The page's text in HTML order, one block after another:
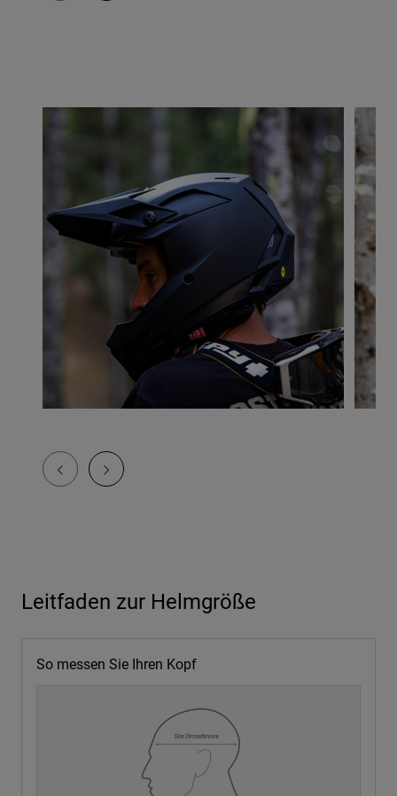
Leitfaden zur Helmgröße
So messen Sie Ihren Kopf